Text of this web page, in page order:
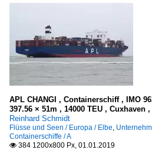
APL CHANGI , Containerschiff , IMO
397.56 × 51m , 14000 TEU , Cuxhaven ,
Reinhard Schmidt
Flüsse und Seen / Europa / Elbe,
Containerschiffe / A
 384 1200x800 Px, 01.01.2019